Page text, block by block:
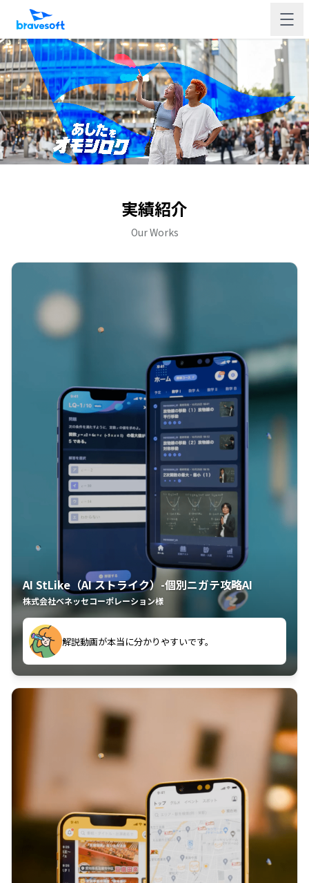
実績紹介
Our Works
AI StLike（AI ストライク）-個別ニガテ攻略AI
株式会社ベネッセコーポレーション様
古文漢文を主に使わせていただいているが、復習する
のに非常に役立っている。
解説動画が本当に分かりやすいです。